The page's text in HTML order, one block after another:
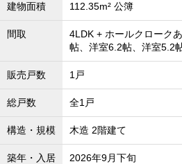
建物面積 112.35m² 公簿
間取
4LDK + ホールクローク
帖、洋室6.2帖、洋室5.2
販売戸数 1戸
総戸数 全1戸
構造・規模 木造 2階建て
築年・入居 2026年9月下旬